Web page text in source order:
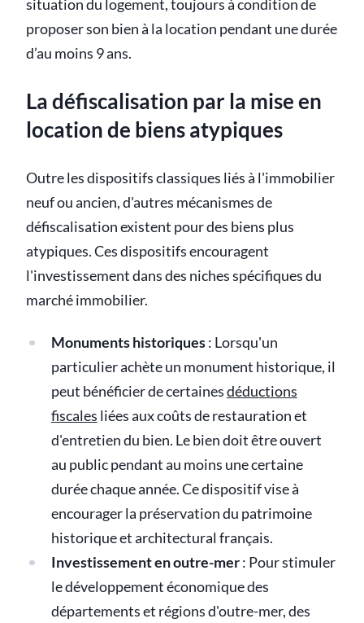
situation du logement, toujours à condition de
proposer son bien à la location pendant une durée
d’au moins 9 ans.
La défiscalisation par la mise en
location de biens atypiques
Outre les dispositifs classiques liés à l'immobilier
neuf ou ancien, d'autres mécanismes de
défiscalisation existent pour des biens plus
atypiques. Ces dispositifs encouragent
l'investissement dans des niches spécifiques du
marché immobilier.
Monuments historiques: Lorsqu'un
particulier achète un monument historique, il
peut bénéficier de certainesdéductions
fiscales liées aux coûts de restauration et
d'entretien du bien. Le bien doit être ouvert
au public pendant au moins une certaine
durée chaque année. Ce dispositif vise à
encourager la préservation du patrimoine
historique et architectural français.
Investissement en outre-mer: Pour stimuler
le développement économique des
départements et régions d'outre-mer, des